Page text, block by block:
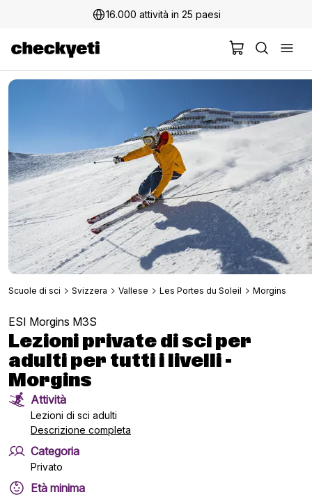
16.000 attività in 25 paesi
Scuole di sci Svizzera Vallese Les Portes du Soleil Morgins
ESI Morgins M3S
Lezioni private di sci per
adulti per tutti i livelli -
Morgins
Attività
Lezioni di sci adulti
Descrizione completa
Categoria
Privato
Età minima